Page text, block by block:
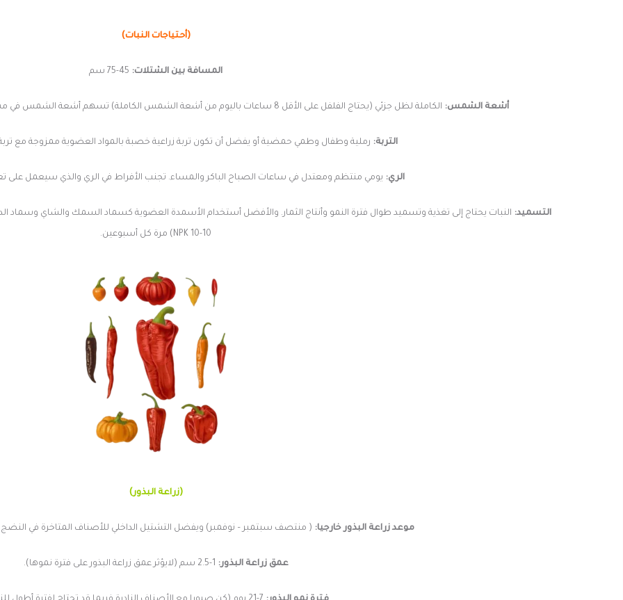
(أحتياجات النبات)
المسافة بين الشتلات:
أشعة الشمس: الكاملة لظل جزئي (يحتاج الفلفل على الأقل 8 ساعات باليوم من أشعة الشمس الكاملة) تسهم أشعة الشمس في مساعدة النبات على تكوين ثمار كبيرة صحية ولون غني.
التربة: رملية وطفال وطمي حمضية أو يفضل أن تكون تربة زراعية خصبة بالمواد العضوية ممزوجة مع تربة
الري: يومي منتظم ومعتدل في ساعات الصباح الباكر والمساء. تجنب الأفراط في الري والذي سيعمل على
التسميد:
10-10 NPK) مرة كل أسبوعين.
(زراعة البذور)
موعد زراعة البذور خارجيا: ( منتصف سبتمبر – نوفمبر) ويفضل التشتيل الداخلي للأصناف المتاخرة في
عمق زراعة البذور: